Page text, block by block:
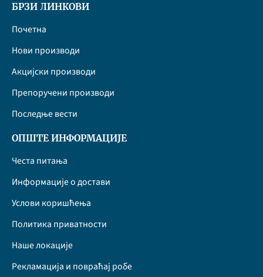
БРЗИ ЛИНКОВИ
Почетна
Нови производи
Акцијски производи
Препоручени производи
Последње вести
ОПШТЕ ИНФОРМАЦИЈЕ
Честа питања
Информације о достави
Услови коришћења
Политика приватности
Наше локације
Рекламација и повраћај робе